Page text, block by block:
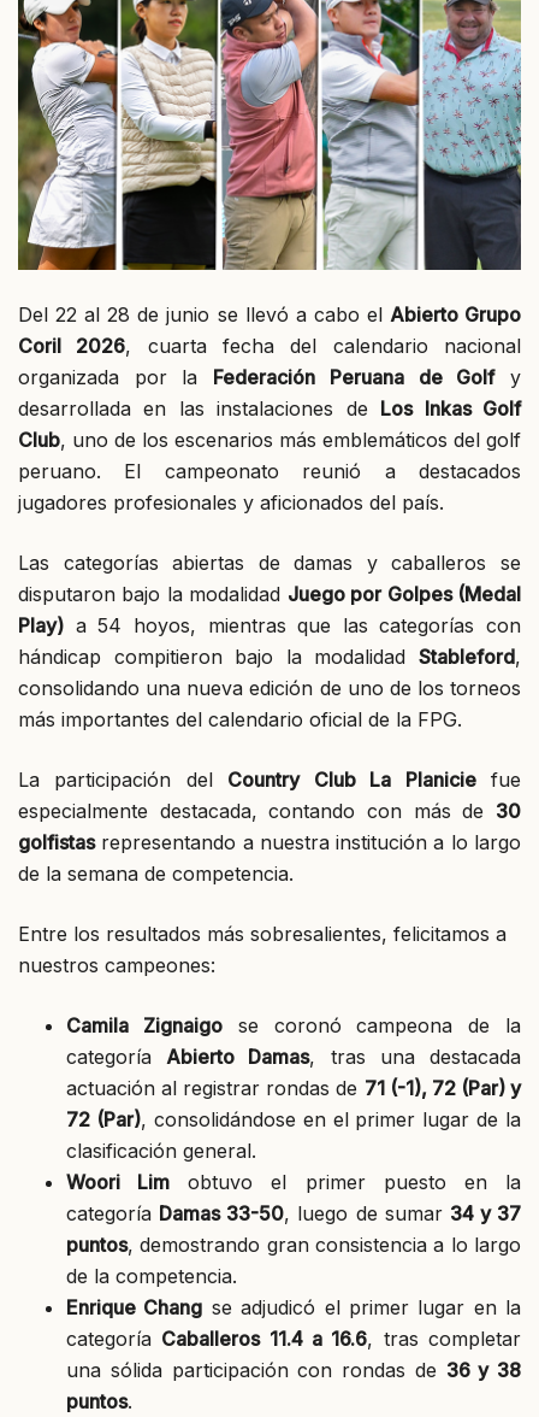
Del 22 al 28 de junio se llevó a cabo el Abierto Grupo
Coril 2026, cuarta fecha del calendario nacional
organizada por la Federación Peruana de Golfy
desarrollada en las instalaciones de Los Inkas Golf
Club, uno de los escenarios más emblemáticos del golf
peruano. El campeonato reunió a destacados
jugadores profesionales y aficionados del país.
Las categorías abiertas de damas y caballeros se
disputaron bajo la modalidad Juego por Golpes (Medal
Play) a 54 hoyos, mientras que las categorías con
hándicap compitieron bajo la modalidad Stableford,
consolidando una nueva edición de uno de los torneos
más importantes del calendario oficial de la FPG.
La participación del Country Club La Planiciefue
especialmente destacada, contando con más de 30
golfistasrepresentando a nuestra institución a lo largo
de la semana de competencia.
Entre los resultados más sobresalientes, felicitamos a
nuestros campeones:
Camila Zignaigose coronó campeona de la
categoríaAbierto Damas, tras una destacada
actuación al registrar rondas de 71 (-1), 72 (Par) y
72 (Par), consolidándose en el primer lugar de la
clasificación general.
Woori Lim obtuvo el primer puesto en la
categoría Damas 33-50, luego de sumar 34 y 37
puntos, demostrando gran consistencia a lo largo
de la competencia.
Enrique Chang se adjudicó el primer lugar en la
categoría Caballeros 11.4 a 16.6, tras completar
una sólida participación con rondas de 36 y 38
puntos.